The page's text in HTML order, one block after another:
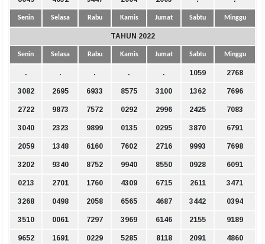
Senin Selasa Rabu Kamis Jumat Sabtu Minggu
TAHUN 2022
Senin Selasa Rabu Kamis Jumat Sabtu Minggu
. . . . . 1059 2768
3082 2695 6933 8575 3100 1362 7696
2722 9873 7572 0292 2996 2425 7083
3040 2323 9899 0135 0295 3870 6791
2059 1348 6160 7602 2716 9993 7698
3202 9340 8752 9940 8550 0928 6091
0213 2701 1760 4309 6715 2611 3471
3268 0498 2058 6565 4687 3442 0394
3510 0061 7297 3969 6146 2155 9189
9652 1691 0229 5285 8118 2091 4860